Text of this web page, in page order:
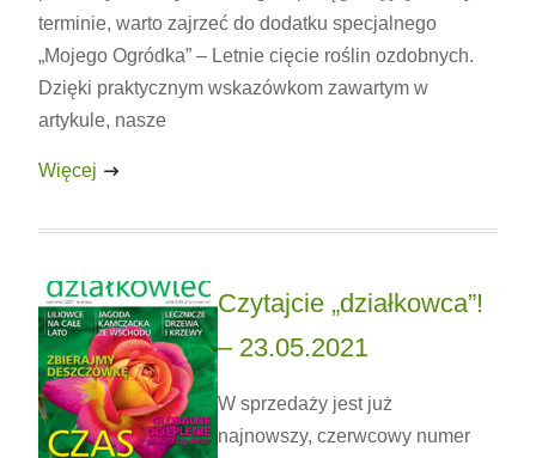
terminie, warto zajrzeć do dodatku specjalnego
„Mojego Ogródka” – Letnie cięcie roślin ozdobnych.
Dzięki praktycznym wskazówkom zawartym w
artykule, nasze
Więcej
Czytajcie „działkowca”!
– 23.05.2021
W sprzedaży jest już
najnowszy, czerwcowy numer